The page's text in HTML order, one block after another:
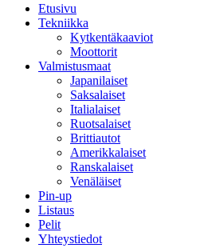
Etusivu
Tekniikka
Kytkentäkaaviot
Moottorit
Valmistusmaat
Japanilaiset
Saksalaiset
Italialaiset
Ruotsalaiset
Brittiautot
Amerikkalaiset
Ranskalaiset
Venäläiset
Pin-up
Listaus
Pelit
Yhteystiedot